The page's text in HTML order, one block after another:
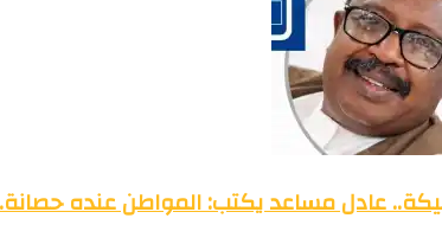
عادل مساعد يكتب: المواطن عنده